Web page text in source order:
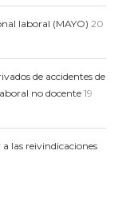
laboral (MAYO) 20
de accidentes de
no docente 19
las reivindicaciones